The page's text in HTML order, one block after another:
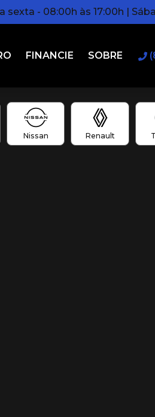
sexta - 08:00h às 17:00h |
FINANCIE SOBRE
Nissan Renault